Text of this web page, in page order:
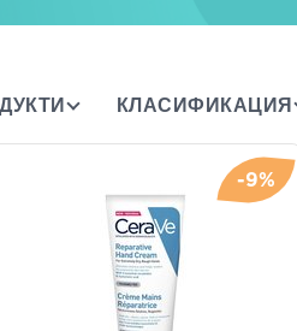
КЛАСИФИКАЦИЯ
-9%